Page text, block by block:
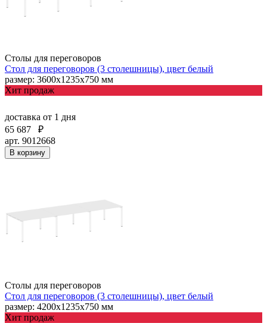
Столы для переговоров
Стол для переговоров (3 столешницы), цвет белый
размер: 3600х1235х750 мм
Хит продаж
доставка от 1 дня
65 687
₽
арт. 9012668
В корзину
Столы для переговоров
Стол для переговоров (3 столешницы), цвет белый
размер: 4200х1235х750 мм
Хит продаж